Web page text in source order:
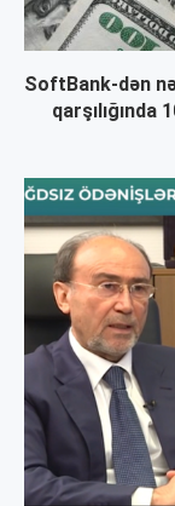
SoftBank-dən